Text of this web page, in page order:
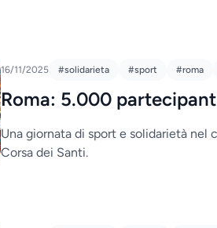
16/11/2025 #solidarieta #sport #roma
Roma: 5.000
Una giornata di sport e solidarietà nel
Corsa dei Santi.